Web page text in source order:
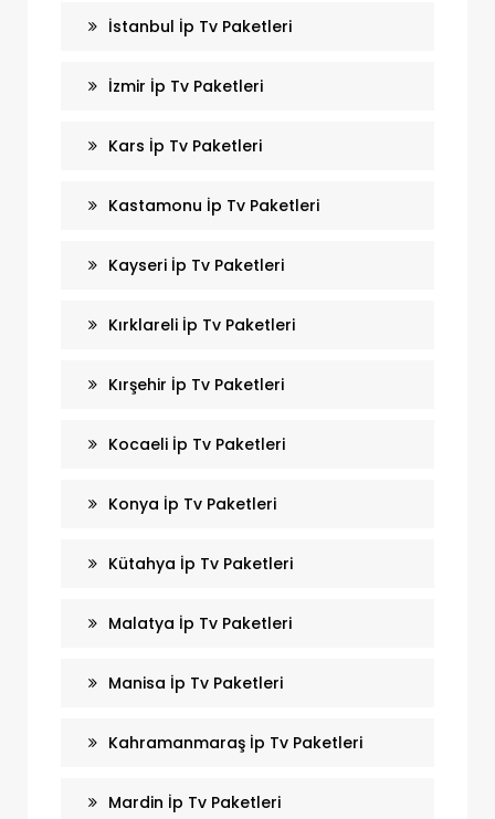
İstanbul İp Tv Paketleri
İzmir İp Tv Paketleri
Kars İp Tv Paketleri
Kastamonu İp Tv Paketleri
Kayseri İp Tv Paketleri
Kırklareli İp Tv Paketleri
Kırşehir İp Tv Paketleri
Kocaeli İp Tv Paketleri
Konya İp Tv Paketleri
Kütahya İp Tv Paketleri
Malatya İp Tv Paketleri
Manisa İp Tv Paketleri
Kahramanmaraş İp Tv Paketleri
Mardin İp Tv Paketleri